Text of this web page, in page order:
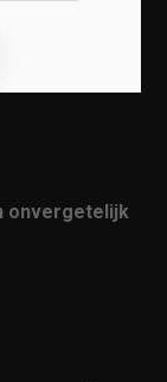
Kultur und
entdecken
onvergetelijk